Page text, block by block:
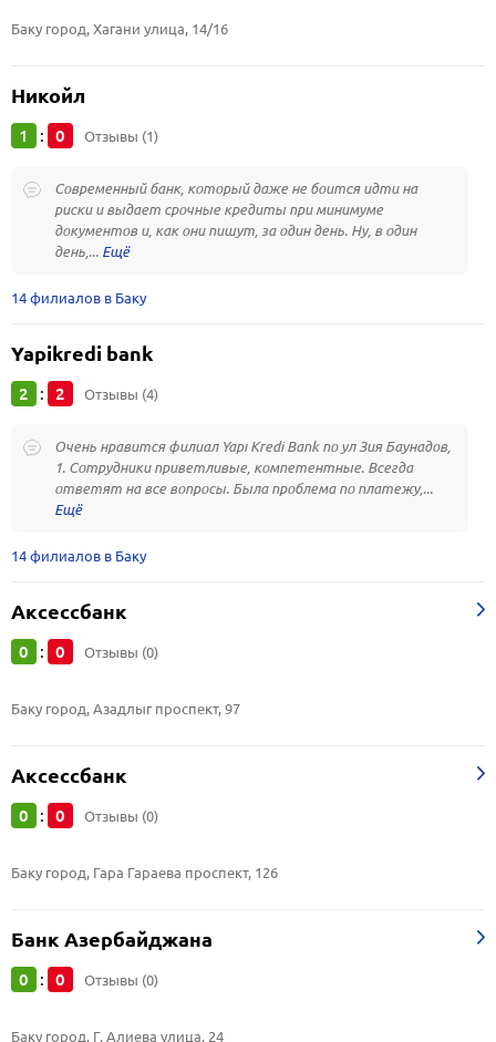
Баку город, Хагани улица, 14/16
Никойл
1 : 0 Отзывы (1)
Современный банк, который даже не боится идти на
риски и выдает срочные кредиты при минимуме
документов и, как они пишут, за один день. Ну, в один
день,...
14 филиалов в Баку
Yapikredi bank
2 : 2 Отзывы (4)
Очень нравится филиал Yapı Kredi Bank по ул Зия Баунадов,
1. Сотрудники приветливые, компетентные. Всегда
ответят на все вопросы. Была проблема по платежу,...
14 филиалов в Баку
Аксессбанк
0 : 0 Отзывы (0)
Баку город, Азадлыг проспект, 97
Аксессбанк
0 : 0 Отзывы (0)
Баку город, Гара Гараева проспект, 126
Банк Азербайджана
0 : 0 Отзывы (0)
Баку город, Г. Алиева улица, 24